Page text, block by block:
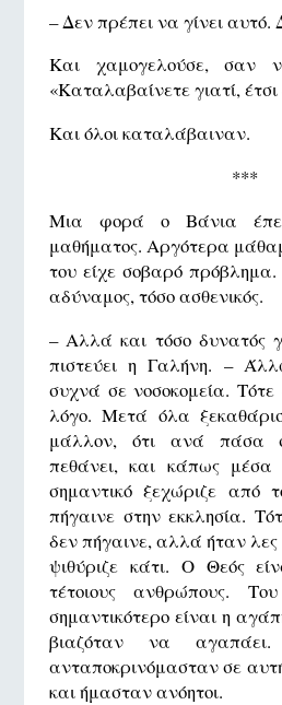
– Δεν πρέπει να γίνει αυτό.
Και χαμογελούσε, σαν
«Καταλαβαίνετε γιατί, έτσι
Και όλοι καταλάβαιναν.
***
Μια φορά ο Βάνια
μαθήματος. Αργότερα
του είχε σοβαρό
αδύναμος, τόσο ασθενικός.
– Αλλά και τόσο δυνατός
πιστεύει η Γαλήνη. –
συχνά σε νοσοκομεία.
λόγο. Μετά όλα
μάλλον, ότι ανά πάσα
πεθάνει, και κάπως
σημαντικό ξεχώριζε από
πήγαινε στην εκκλησία.
δεν πήγαινε, αλλά ήταν λες
ψιθύριζε κάτι. Ο Θεός
τέτοιους ανθρώπους.
σημαντικότερο είναι η
βιαζόταν να
ανταποκρινόμασταν σε
και ήμασταν ανόητοι.